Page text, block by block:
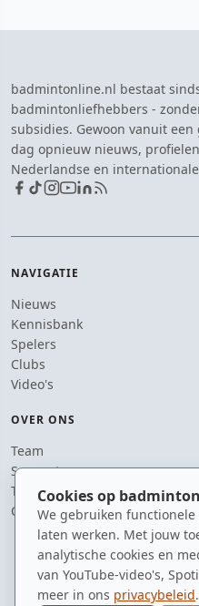
Cookies op
We gebruiken
laten werken. Met jouw
analytische cookies en
van YouTube-video's,
meer in ons privacybeleid.
badmintonline.nl bestaat
badmintonliefhebbers -
subsidies. Gewoon vanuit
dag opnieuw nieuws,
Nederlandse en
NAVIGATIE
Nieuws
Kennisbank
Spelers
Clubs
Video's
OVER ONS
Team
Supporters
Tip de redactie
Contact